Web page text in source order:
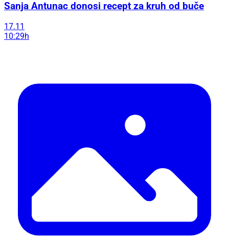
Sanja Antunac donosi recept za kruh od buče
17.11
10:29h